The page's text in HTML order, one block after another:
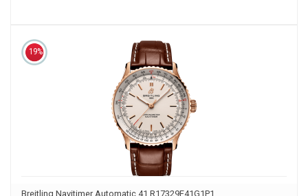
19%
Breitling Navitimer Automatic 41 R17329F41G1P1